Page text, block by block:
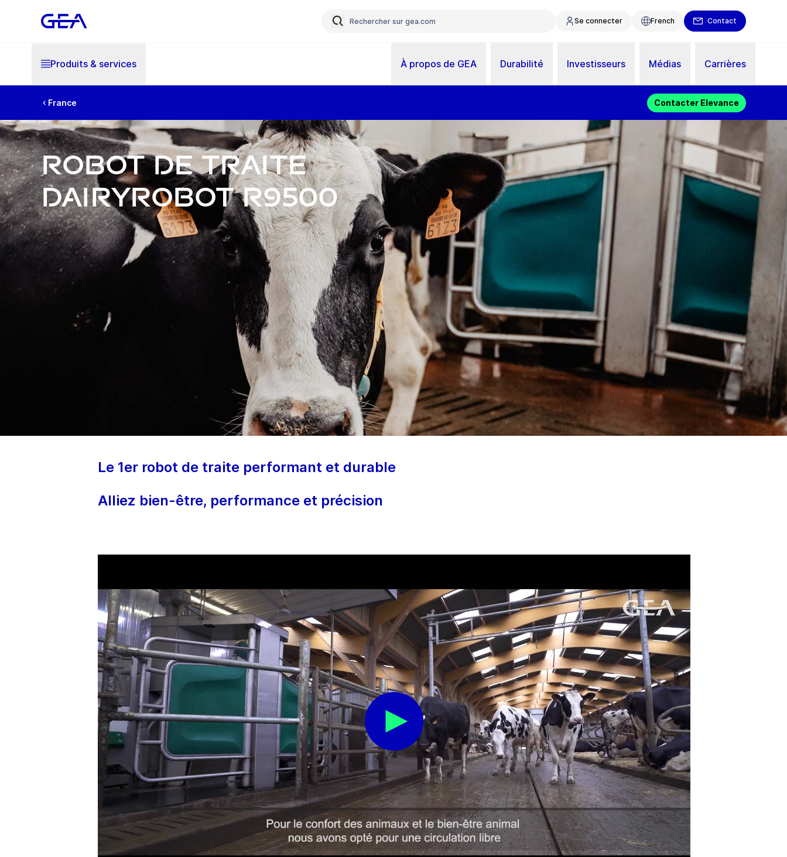
Se connecter French Contact
Produits & services À propos de GEA Durabilité Investisseurs Médias Carrières
France Contacter Elevance
Robot de traite
DairyRobot R9500
Le 1er robot de traite performant et durable
Alliez bien-être, performance et précision